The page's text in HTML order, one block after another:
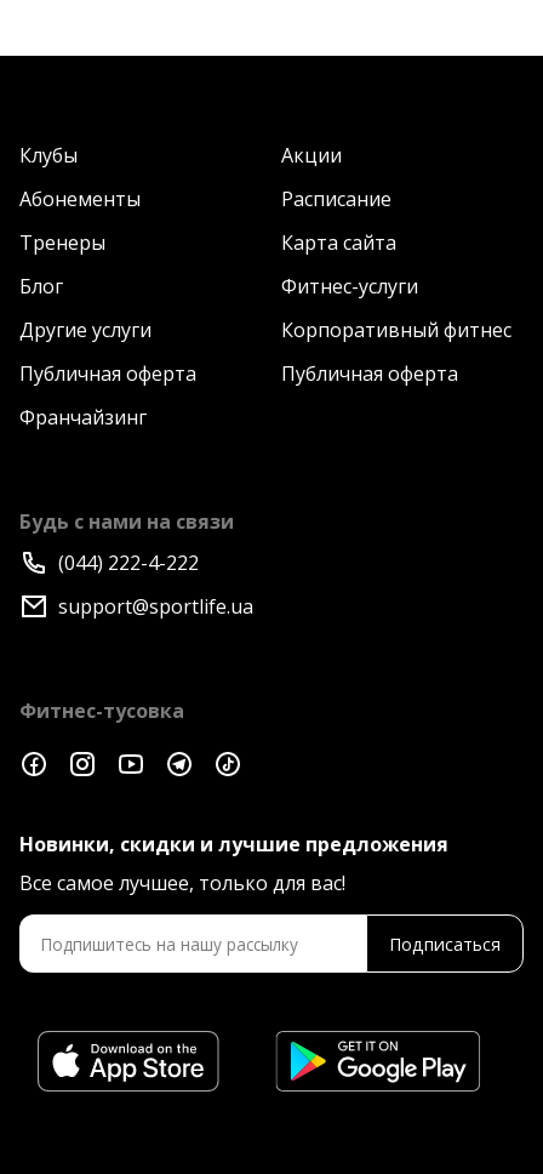
Клубы
Акции
Абонементы
Расписание
Тренеры
Карта сайта
Блог
Фитнес-услуги
Другие услуги
Корпоративный фитнес
Публичная оферта
Публичная оферта
Франчайзинг
Будь с нами на связи
(044) 222-4-222
support@sportlife.ua
Фитнес-тусовка
Новинки, скидки и лучшие предложения
Все самое лучшее, только для вас!
Подписаться